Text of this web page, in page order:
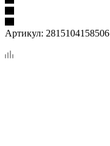
Артикул: 2815104158506